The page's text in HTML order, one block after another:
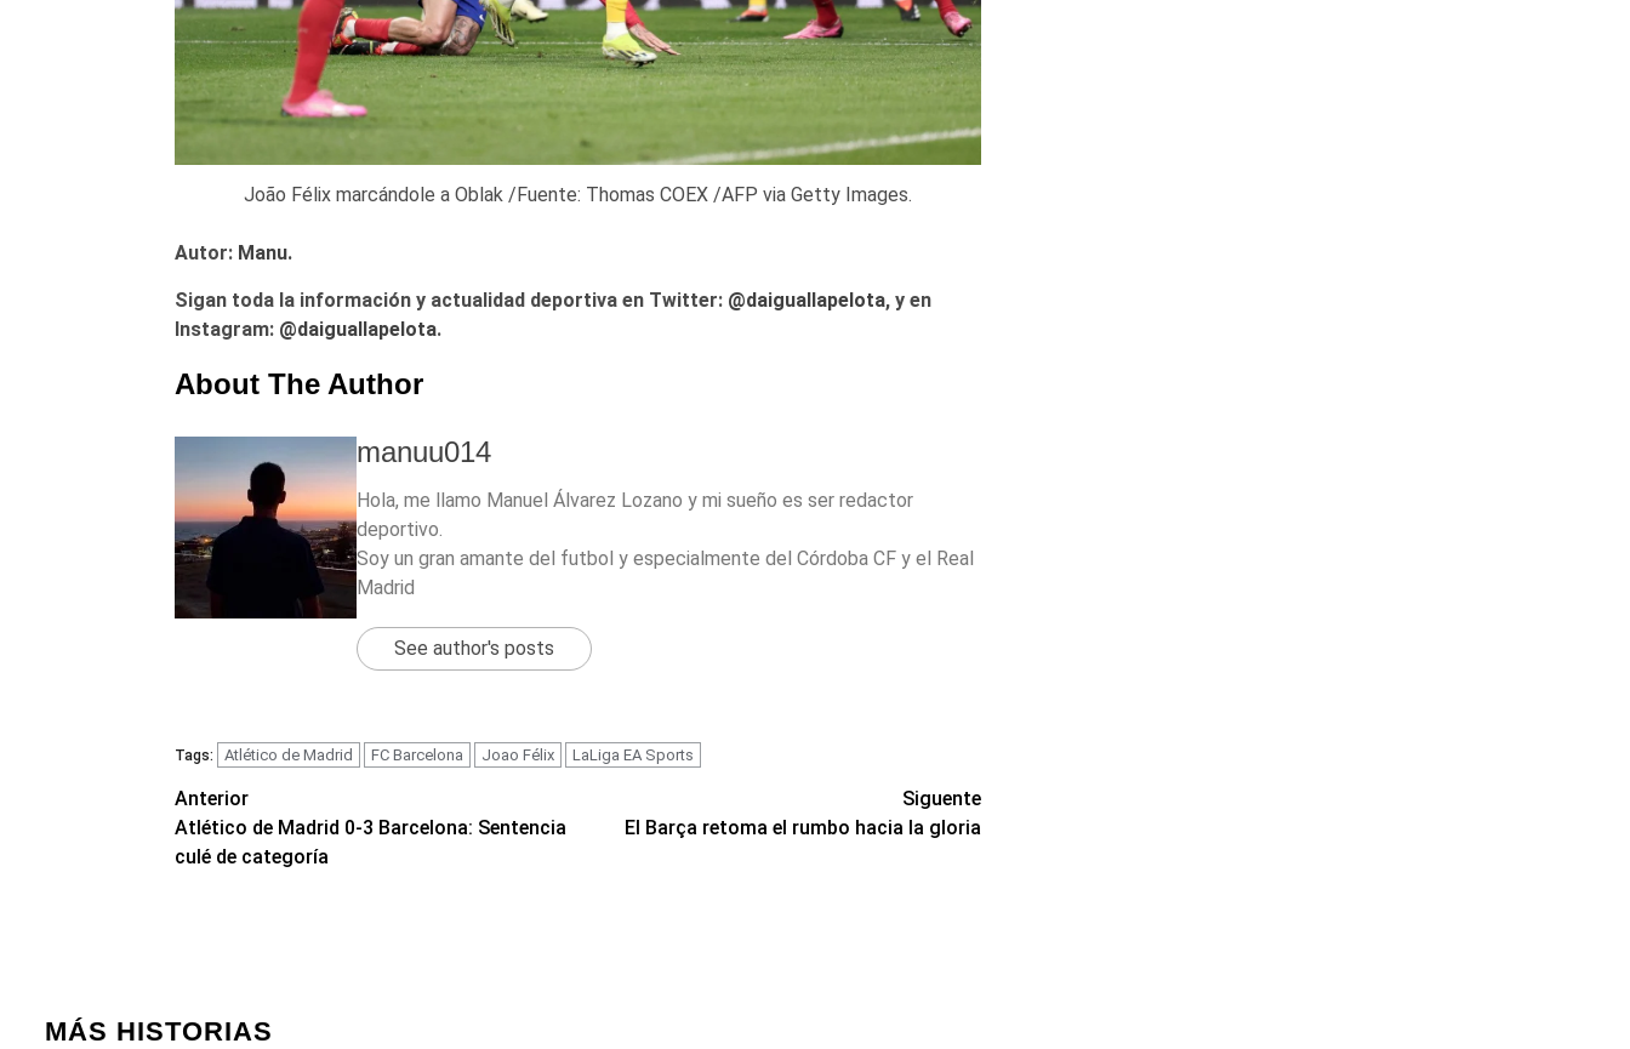
João Félix marcándole a Oblak /Fuente: Thomas COEX /AFP via Getty Images.
Autor: Manu.
Sigan toda la información y actualidad deportiva en Twitter: @daiguallapelota, y en
Instagram: @daiguallapelota.
About The Author
manuu014
Hola, me llamo Manuel Álvarez Lozano y mi sueño es ser redactor
deportivo.
Soy un gran amante del futbol y especialmente del Córdoba CF y el Real
Madrid
See author's posts
Tags: Atlético de Madrid FC Barcelona Joao Félix LaLiga EA Sports
Navegación
de
Anterior
Atlético de Madrid 0-3 Barcelona: Sentencia
culé de categoría
Siguente
El Barça retoma el rumbo hacia la gloria
MÁS HISTORIAS